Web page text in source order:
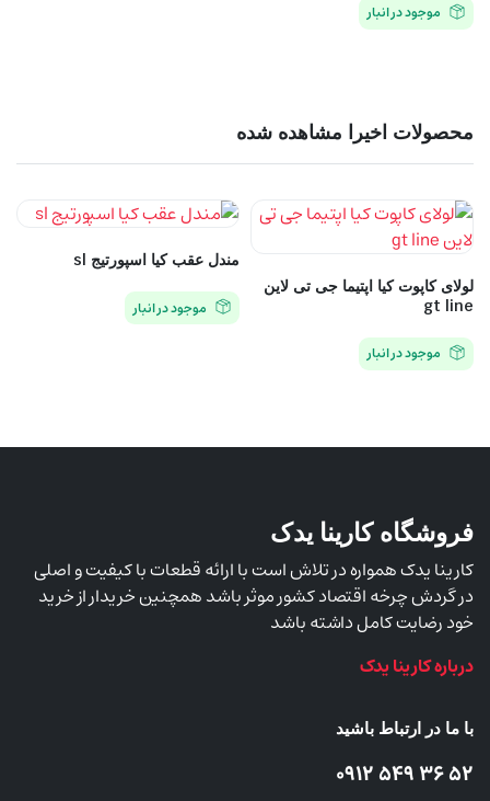
موجود در انبار
محصولات اخیرا مشاهده شده
لولای کاپوت کیا اپتیما جی تی لاین
gt line
موجود در انبار
مندل عقب کیا اسپورتیج sl
موجود در انبار
فروشگاه کارینا یدک
کارینا یدک همواره در تلاش است با ارائه قطعات با کیفیت و اصلی
در گردش چرخه اقتصاد کشور موثر باشد همچنین خریدار از خرید
خود رضایت کامل داشته باشد
درباره کارینا یدک
با ما در ارتباط باشید
52 36 549 0912